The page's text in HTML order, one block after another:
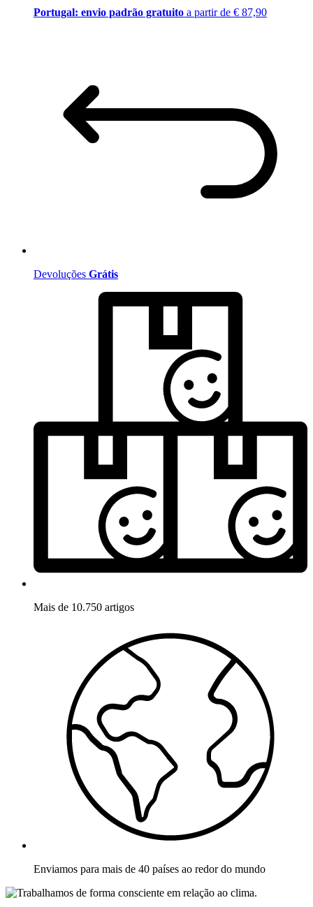
Portugal: envio padrão gratuito a partir de € 87,90
Devoluções Grátis
Mais de 10.750 artigos
Enviamos para mais de 40 países ao redor do mundo